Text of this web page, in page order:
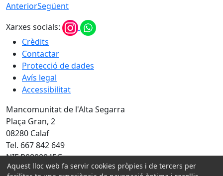
AnteriorSegüent
Xarxes socials:
Crèdits
Contactar
Protecció de dades
Avís legal
Accessibilitat
Mancomunitat de l'Alta Segarra
Plaça Gran, 2
08280 Calaf
Tel. 667 842 649
NIF P0800045G
Aquest lloc web fa servir cookies pròpies i de tercers per